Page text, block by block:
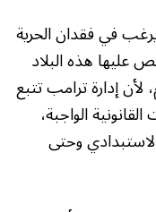
في فقدان الحرية
عليها هذه البلاد
إدارة ترامب تتبع
الواجبة،
وحتى